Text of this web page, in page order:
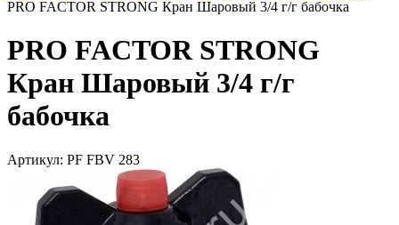
PRO FACTOR STRONG Кран Шаровый 3/4 г/г бабочка
PRO FACTOR STRONG
Кран Шаровый 3/4 г/г
бабочка
Артикул: PF FBV 283